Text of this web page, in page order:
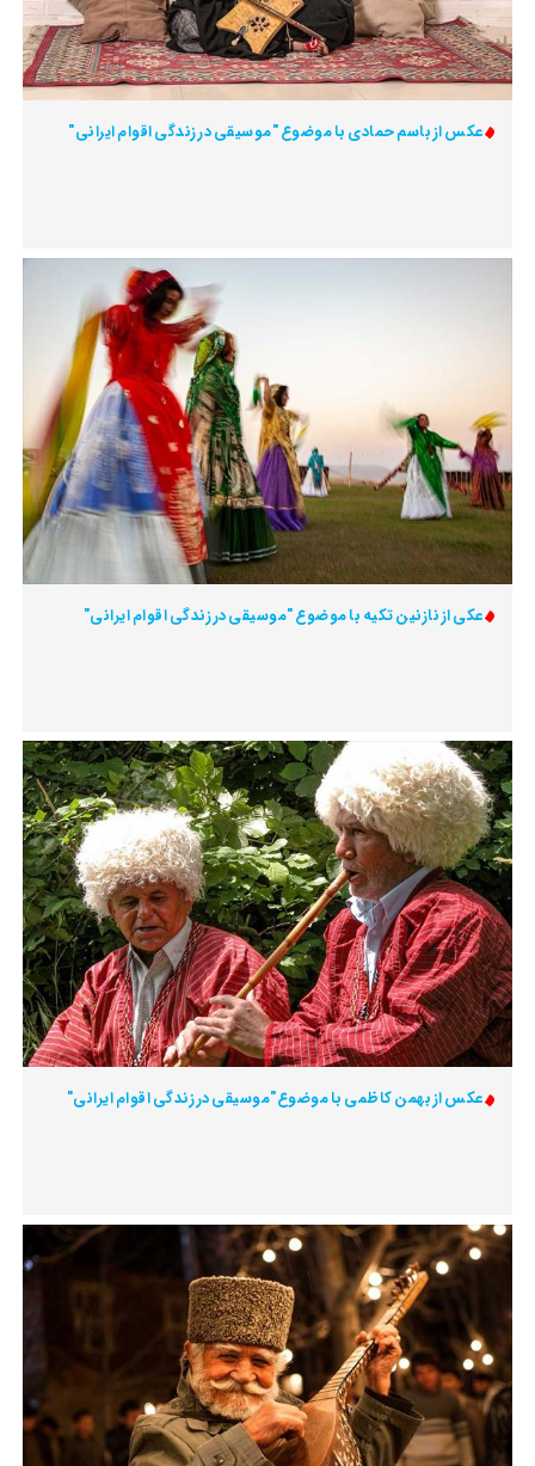
عکس از باسم حمادی با موضوع "موسیقی در زندگی اقوام ایرانی"
عکی از نازنین تکیه با موضوع "موسیقی در زندگی اقوام ایرانی"
عکس از بهمن کاظمی با موضوع"موسیقی در زندگی اقوام ایرانی"